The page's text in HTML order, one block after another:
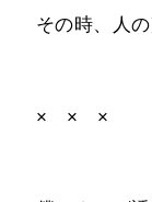
その時、人
×　×　×